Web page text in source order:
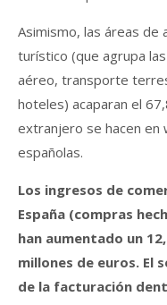
Asimismo, las áreas de
turístico (que agrupa
aéreo, transporte
hoteles) acaparan el
extranjero se hacen en
españolas.
Los ingresos de
España (compras
han aumentado un
millones de euros. El
de la facturación